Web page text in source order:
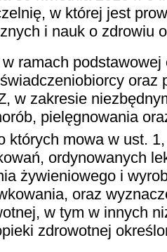
w której jest
i nauk o zdrowiu
w ramach
oraz
w zakresie
pielęgnowania
których mowa w ust.
ordynowanych
żywieniowego i
oraz
w tym w innych
zdrowotnej